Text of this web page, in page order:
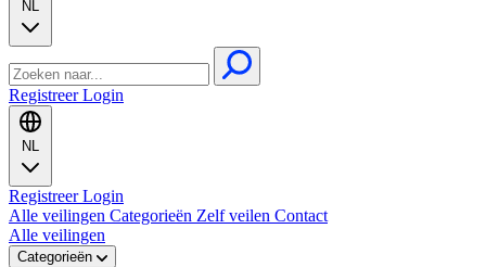
NL
RegistreerLogin
NL
RegistreerLogin
Alle veilingen Categorieën Zelf veilen Contact
Alle veilingen
Categorieën